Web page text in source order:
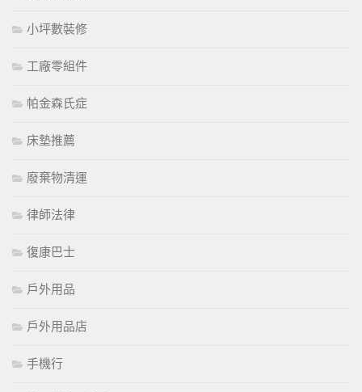
小坪數裝修
工廠零組件
帕金森氏症
床墊推薦
廢棄物清運
律師法律
復康巴士
戶外用品
戶外用品店
手機行